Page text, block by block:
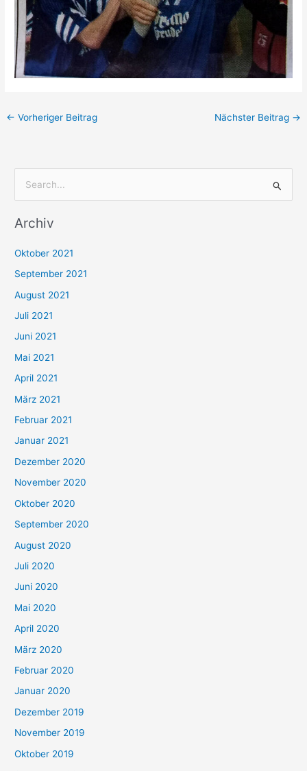
← Vorheriger Beitrag Nächster Beitrag →
c
n
n
a
c
h
:
Archiv
Oktober 2021
September 2021
August 2021
Juli 2021
Juni 2021
Mai 2021
April 2021
März 2021
Februar 2021
Januar 2021
Dezember 2020
November 2020
Oktober 2020
September 2020
August 2020
Juli 2020
Juni 2020
Mai 2020
April 2020
März 2020
Februar 2020
Januar 2020
Dezember 2019
November 2019
Oktober 2019